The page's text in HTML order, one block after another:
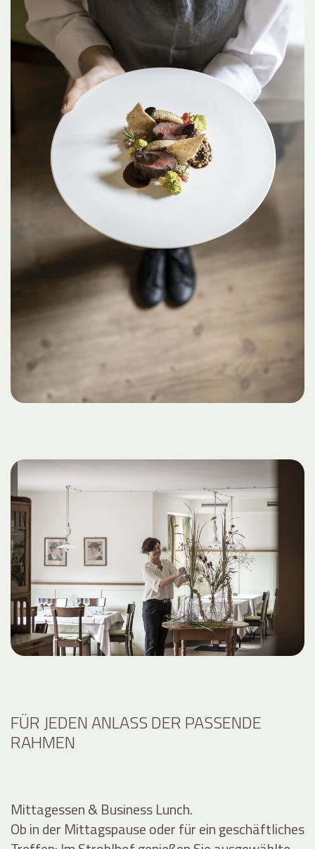
FÜR JEDEN ANLASS DER PASSENDE
RAHMEN
Mittagessen & Business Lunch.
Ob in der Mittagspause oder für ein geschäftliches